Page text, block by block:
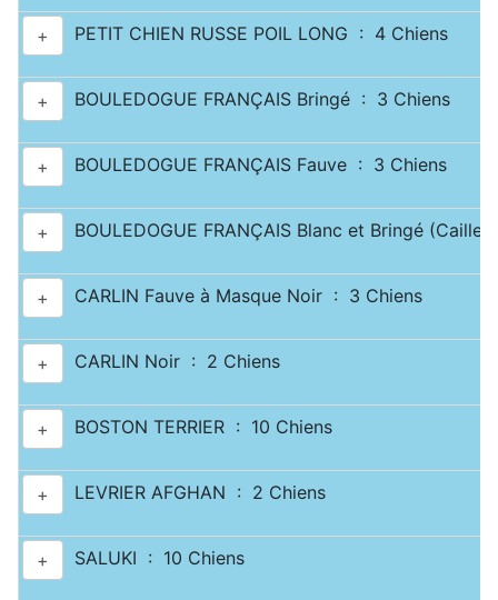
+ PETIT CHIEN RUSSE POIL LONG : 4 Chiens
+ BOULEDOGUE FRANÇAIS Bringé : 3 Chiens
+ BOULEDOGUE FRANÇAIS Fauve : 3 Chiens
+ BOULEDOGUE FRANÇAIS Blanc et Bringé
+ CARLIN Fauve à Masque Noir : 3 Chiens
+ CARLIN Noir : 2 Chiens
+ BOSTON TERRIER : 10 Chiens
+ LEVRIER AFGHAN : 2 Chiens
+ SALUKI : 10 Chiens